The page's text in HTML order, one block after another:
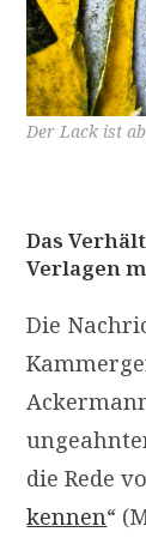
Der Lack ist
Das
Verlagen
Die
die Rede
kennen“